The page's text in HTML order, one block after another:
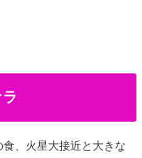
、火星大接近と大きな